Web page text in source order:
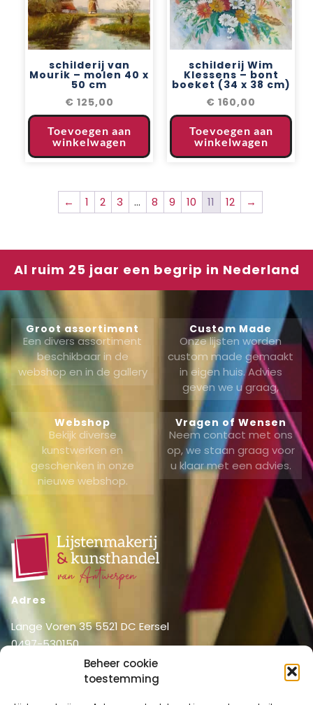
Beheer cookie
toestemming
schilderij van
Mourik – molen 40 x
50 cm
€ 125,00
Toevoegen aan
winkelwagen
schilderij Wim
Klessens – bont
boeket (34 x 38 cm)
€ 160,00
Toevoegen aan
winkelwagen
← 1 2 3 … 8 9 10 11 12 →
Al ruim 25 jaar een begrip in Nederland
Groot assortiment
Een divers assortiment
beschikbaar in de
webshop en in de gallery
Custom Made
Onze lijsten worden
custom made gemaakt
in eigen huis. Advies
geven we u graag,
Webshop
Bekijk diverse
kunstwerken en
geschenken in onze
nieuwe webshop.
Vragen of Wensen
Neem contact met ons
op, we staan graag voor
u klaar met een advies.
Adres
Lange Voren 35 5521 DC Eersel
0497-530150
info@lijstenmakerij vanantwerpen.nl